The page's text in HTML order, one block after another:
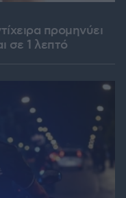
προμηνύει
σε 1 λεπτό